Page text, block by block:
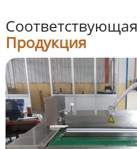
Соответствующая
Продукция